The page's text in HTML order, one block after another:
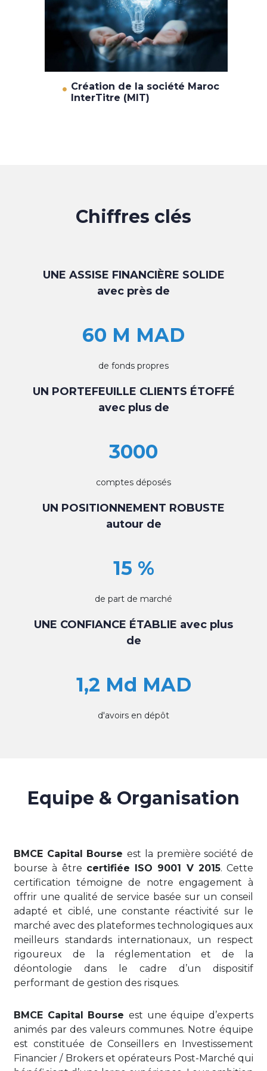
Création de la société Maroc
InterTitre (MIT)
Chiffres clés
UNE ASSISE FINANCIÈRE SOLIDE
avec près de
60 M MAD
de fonds propres
UN PORTEFEUILLE CLIENTS ÉTOFFÉ
avec plus de
3000
comptes déposés
UN POSITIONNEMENT ROBUSTE
autour de
15 %
de part de marché
UNE CONFIANCE ÉTABLIE avec plus
de
1,2 Md MAD
d'avoirs en dépôt
Equipe & Organisation
BMCE Capital Bourseest la première société de
bourse à être certifiée ISO 9001 V 2015. Cette
certification témoigne de notre engagement à
offrir une qualité de service basée sur un conseil
adapté et ciblé, une constante réactivité sur le
marché avec des plateformes technologiques aux
meilleurs standards internationaux, un respect
rigoureux de la réglementation et de la
déontologie dans le cadre d’un dispositif
performant de gestion des risques.
BMCE Capital Bourse est une équipe d’experts
animés par des valeurs communes. Notre équipe
est constituée de Conseillers en Investissement
Financier / Brokers et opérateurs Post-Marché qui